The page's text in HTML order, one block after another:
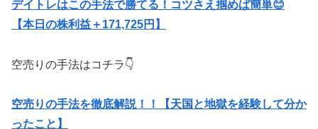
デイトレはこの手法で勝てる！コツさえ掴めば簡単😊
【本日の株利益＋171,725円】
空売りの手法はコチラ👇
空売りの手法を徹底解説！！【天国と地獄を経験して分か
ったこと】